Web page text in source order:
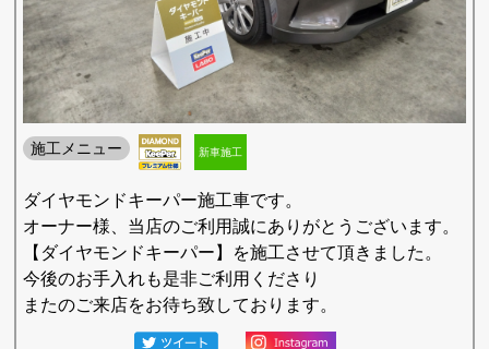
施工メニュー 新車施工
ダイヤモンドキーパー施工車です。
オーナー様、当店のご利用誠にありがとうございます。
【ダイヤモンドキーパー】を施工させて頂きました。
今後のお手入れも是非ご利用くださり
またのご来店をお待ち致しております。